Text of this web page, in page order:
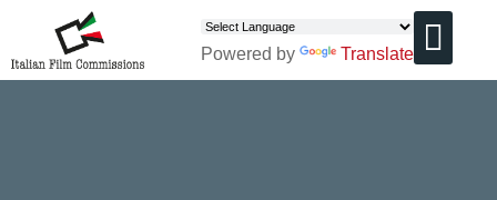
Powered by Translate